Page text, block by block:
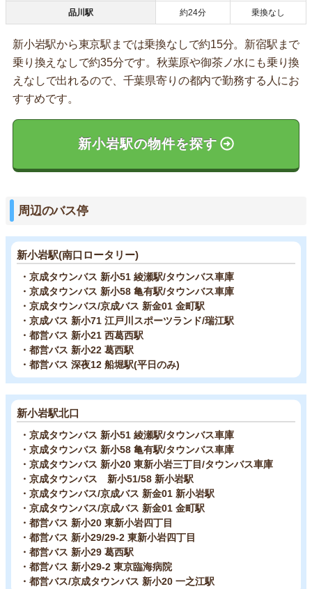
品川駅 約24分 乗換なし
新小岩駅から東京駅までは乗換なしで約15分。新宿駅まで
乗り換えなしで約35分です。秋葉原や御茶ノ水にも乗り換
えなしで出れるので、千葉県寄りの都内で勤務する人にお
すすめです。
新小岩駅の物件を探す
周辺のバス停
新小岩駅(南口ロータリー)
・京成タウンバス 新小51 綾瀬駅/タウンバス車庫
・京成タウンバス 新小58 亀有駅/タウンバス車庫
・京成タウンバス/京成バス 新金01 金町駅
・京成バス 新小71 江戸川スポーツランド/瑞江駅
・都営バス 新小21 西葛西駅
・都営バス 新小22 葛西駅
・都営バス 深夜12 船堀駅(平日のみ)
新小岩駅北口
・京成タウンバス 新小51 綾瀬駅/タウンバス車庫
・京成タウンバス 新小58 亀有駅/タウンバス車庫
・京成タウンバス 新小20 東新小岩三丁目/タウンバス車庫
・京成タウンバス 新小51/58 新小岩駅
・京成タウンバス/京成バス 新金01 新小岩駅
・京成タウンバス/京成バス 新金01 金町駅
・都営バス 新小20 東新小岩四丁目
・都営バス 新小29/29-2 東新小岩四丁目
・都営バス 新小29 葛西駅
・都営バス 新小29-2 東京臨海病院
・都営バス/京成タウンバス 新小20 一之江駅